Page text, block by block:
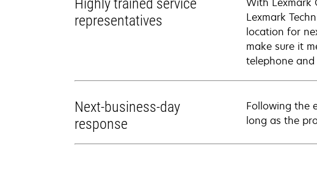
Highly trained service
representatives
Lexmark
location for
make sure it
telephone
Next-business-day
response
Following the
long as the